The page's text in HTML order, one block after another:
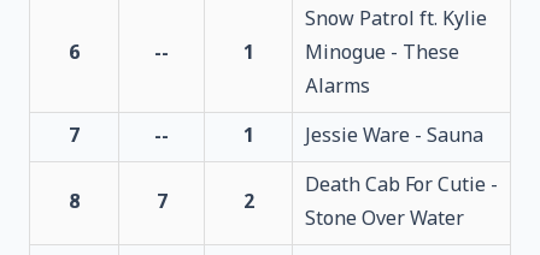
6 -- 1
Snow Patrol ft. Kylie
Minogue - These
Alarms
7
-- 1 Jessie Ware - Sauna
8 7 2
Death Cab For Cutie -
Stone Over Water